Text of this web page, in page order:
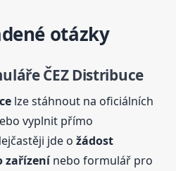
otázky
ČEZ Distribuce
lze stáhnout na oficiálních
vyplnit přímo
jde ožádost
zařízenínebo formulář pro